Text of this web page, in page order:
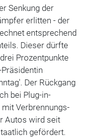
Senkung der
erlitten - der
entsprechend
Dieser dürfte
Prozentpunkte
Der Rückgang
bei Plug-in-
Verbrennungs-
Autos wird seit
gefördert.